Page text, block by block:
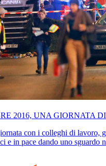
2016, UNA GIORNATA
con i colleghi di lavoro,
e in pace dando uno sguardo